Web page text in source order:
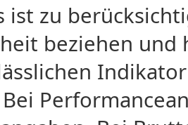
ist zu
beziehen